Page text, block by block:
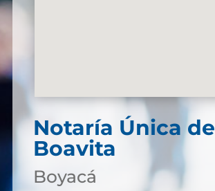
Notaría Única de
Boavita
Boyacá